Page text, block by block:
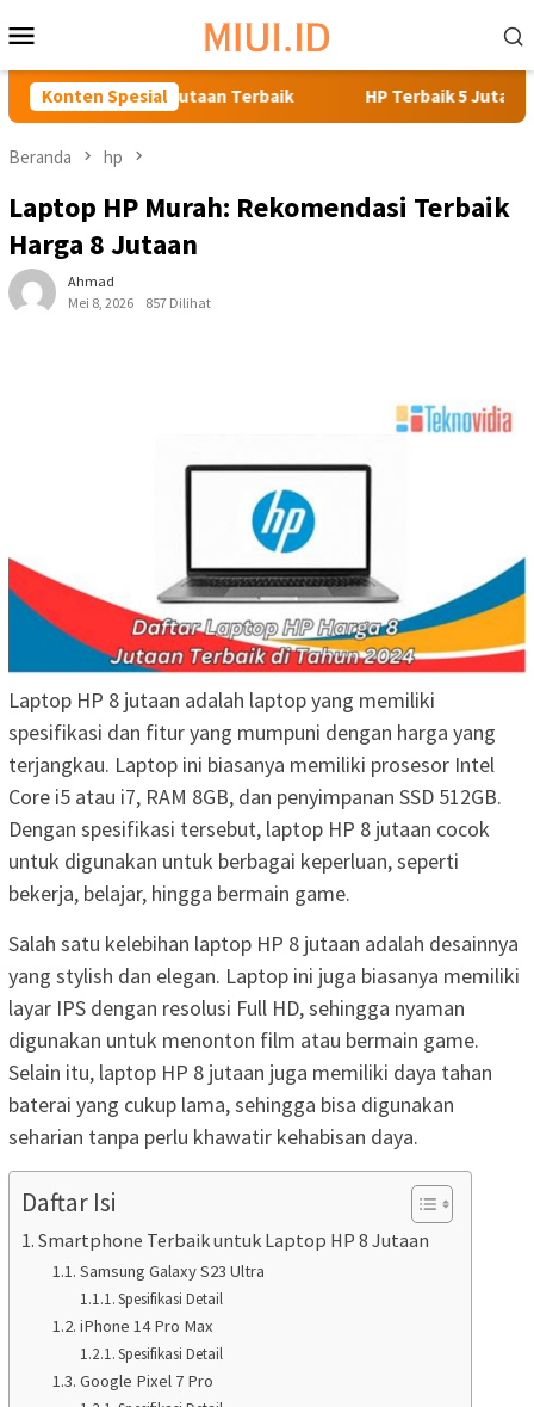
ke
kontenMobile
Konten Spesial
6 Jutaan Terbaik HP Terbaik 5 Jutaan: Performa
Beranda hp
Laptop HP Murah: Rekomendasi Terbaik
Harga 8 Jutaan
Ahmad
Mei 8, 2026
857 Dilihat
Laptop HP 8 jutaan adalah laptop yang memiliki
spesifikasi dan fitur yang mumpuni dengan harga yang
terjangkau. Laptop ini biasanya memiliki prosesor Intel
Core i5 atau i7, RAM 8GB, dan penyimpanan SSD 512GB.
Dengan spesifikasi tersebut, laptop HP 8 jutaan cocok
untuk digunakan untuk berbagai keperluan, seperti
bekerja, belajar, hingga bermain game.
Salah satu kelebihan laptop HP 8 jutaan adalah desainnya
yang stylish dan elegan. Laptop ini juga biasanya memiliki
layar IPS dengan resolusi Full HD, sehingga nyaman
digunakan untuk menonton film atau bermain game.
Selain itu, laptop HP 8 jutaan juga memiliki daya tahan
baterai yang cukup lama, sehingga bisa digunakan
seharian tanpa perlu khawatir kehabisan daya.
Daftar Isi
Smartphone Terbaik untuk Laptop HP 8 Jutaan
Samsung Galaxy S23 Ultra
Spesifikasi Detail
iPhone 14 Pro Max
Spesifikasi Detail
Google Pixel 7 Pro